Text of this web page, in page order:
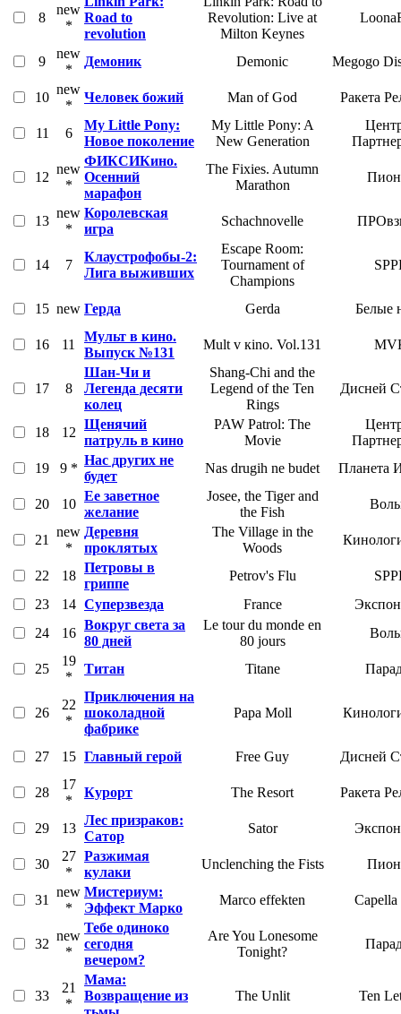
8
new
*
Road to
revolution
Revolution: Live at
Milton Keynes
9
new
*
Демоник Demonic Megogo
10
new
*
Человек божий Man of God Ракета
11 6
My Little Pony:
Новое поколение
My Little Pony: A
New Generation
12
new
*
ФИКСИКино.
Осенний
марафон
The Fixies. Autumn
Marathon
13
new
*
Королевская
игра
Schachnovelle
14 7
Клаустрофобы-2:
Лига выживших
Escape Room:
Tournament of
Champions
15 new Герда Gerda Белые
16 11
Мульт в кино.
Выпуск №131
Mult v кino. Vol.131
17 8
Шан-Чи и
Легенда десяти
колец
Shang-Chi and the
Legend of the Ten
Rings
Дисней
18 12
Щенячий
патруль в кино
PAW Patrol: The
Movie
19
9 *
Нас других не
будет
Nas drugih ne budet Планета
20 10
Ее заветное
желание
Josee, the Tiger and
the Fish
21
new
*
Деревня
проклятых
The Village in the
Woods
22 18
Петровы в
гриппе
Petrov's Flu
23
14 Суперзвезда France
24
16
Вокруг света за
80 дней
Le tour du monde en
80 jours
25
19
*
Титан Titane
26
22
*
Приключения на
шоколадной
фабрике
Papa Moll
27 15 Главный герой Free Guy Дисней
28
17
*
Курорт The Resort Ракета
29 13
Лес призраков:
Сатор
Sator
30
27
*
Разжимая
кулаки
Unclenching the Fists
31
new
*
Мистериум:
Эффект Марко
Marco effekten
32
new
*
Тебе одиноко
сегодня
вечером?
Are You Lonesome
Tonight?
33
21
*
Мама:
Возвращение из
The Unlit Ten